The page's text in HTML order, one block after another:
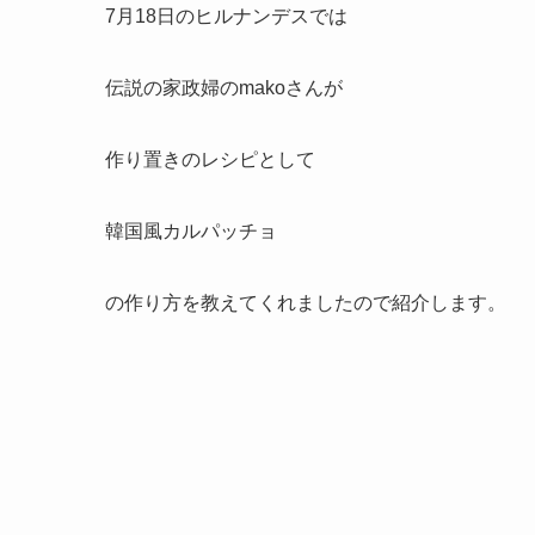
7月18日のヒルナンデスでは
伝説の家政婦のmakoさんが
作り置きのレシピとして
韓国風カルパッチョ
の作り方を教えてくれましたので紹介します。